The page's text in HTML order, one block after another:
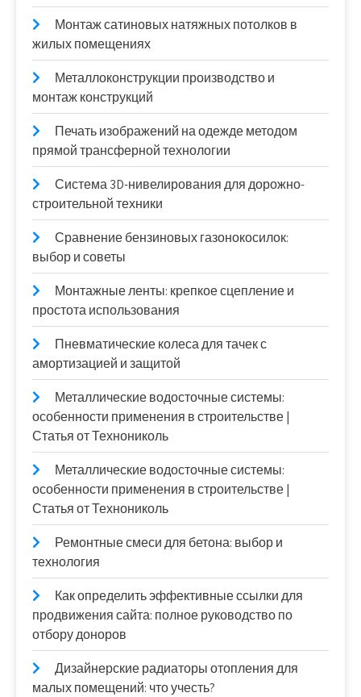
Монтаж сатиновых натяжных потолков в
жилых помещениях
Металлоконструкции производство и
монтаж конструкций
Печать изображений на одежде методом
прямой трансферной технологии
Система 3D-нивелирования для дорожно-
строительной техники
Сравнение бензиновых газонокосилок:
выбор и советы
Монтажные ленты: крепкое сцепление и
простота использования
Пневматические колеса для тачек с
амортизацией и защитой
Металлические водосточные системы:
особенности применения в строительстве |
Статья от Технониколь
Металлические водосточные системы:
особенности применения в строительстве |
Статья от Технониколь
Ремонтные смеси для бетона: выбор и
технология
Как определить эффективные ссылки для
продвижения сайта: полное руководство по
отбору доноров
Дизайнерские радиаторы отопления для
малых помещений: что учесть?